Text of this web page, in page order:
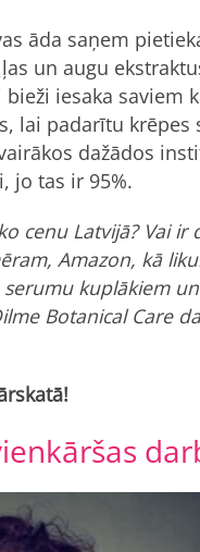
āda saņem
un augu
iesaka saviem
lai padarītu krēpes
dažādos
jo tas ir 95%.
cenu Latvijā? Vai ir
Amazon, kā
kuplākiem
Botanical Care